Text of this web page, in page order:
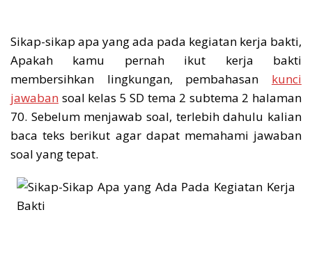
Sikap-sikap apa yang ada pada kegiatan kerja bakti,
Apakah kamu pernah ikut kerja bakti
membersihkan lingkungan, pembahasan kunci
jawaban soal kelas 5 SD tema 2 subtema 2 halaman
70. Sebelum menjawab soal, terlebih dahulu kalian
baca teks berikut agar dapat memahami jawaban
soal yang tepat.